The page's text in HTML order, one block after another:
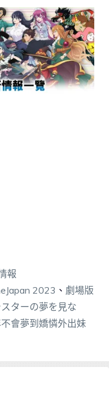
報
2023 、 劇場版
ターの夢を見な
會夢到嬌憐外出妹